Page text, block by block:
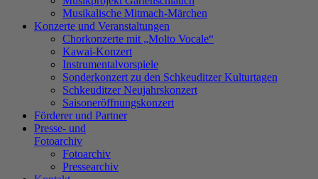
Musikalische Mitmach-Märchen
Konzerte und Veranstaltungen
Chorkonzerte mit „Molto Vocale“
Kawai-Konzert
Instrumentalvorspiele
Sonderkonzert zu den Schkeuditzer Kulturtagen
Schkeuditzer Neujahrskonzert
Saisoneröffnungskonzert
Förderer und Partner
Presse- und
Fotoarchiv
Fotoarchiv
Pressearchiv